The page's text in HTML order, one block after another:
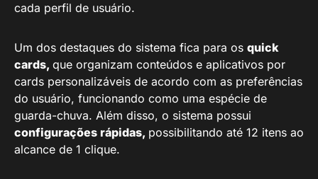
cada perfil de usuário.
Um dos destaques do sistema fica para os quick
cards, que organizam conteúdos e aplicativos por
cards personalizáveis de acordo com as preferências
do usuário, funcionando como uma espécie de
guarda-chuva. Além disso, o sistema possui
configurações rápidas, possibilitando até 12 itens ao
alcance de 1 clique.